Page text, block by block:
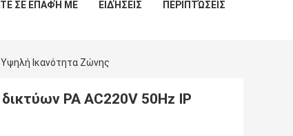
ΣΕ ΕΠΑΦΉ ΜΕ ΕΙΔΉΣΕΙΣ ΠΕΡΙΠΤΏΣΕΙΣ
Ικανότητα Ζώνης
PA AC220V 50Hz IP